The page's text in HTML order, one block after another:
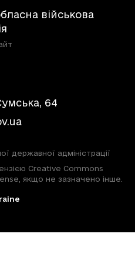
військова
64
державної адміністрації
Creative Commons
якщо не зазначено інше.